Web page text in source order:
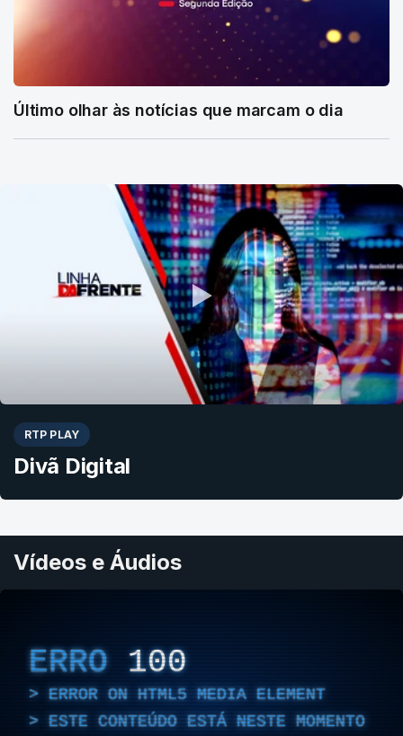
Último olhar às notícias que marcam o dia
RTP PLAY
Divã Digital
Vídeos e Áudios
ERRO 100
ERROR ON HTML5 MEDIA ELEMENT
ESTE CONTEÚDO ESTÁ NESTE MOMENTO